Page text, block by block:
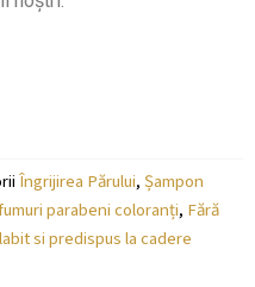
Îngrijirea Părului,Șampon
parabeni coloranți, Fără
si predispus la cadere